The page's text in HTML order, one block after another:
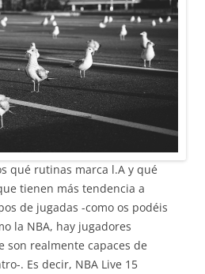
qué rutinas marca l.A y qué
tienen más tendencia a
de jugadas -como os podéis
la NBA, hay jugadores
realmente capaces de
. Es decir, NBA Live 15